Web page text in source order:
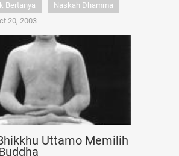
Bertanya
Naskah Dhamma
20, 2003
Uttamo Memilih